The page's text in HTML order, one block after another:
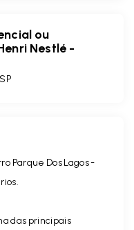
ou
Nestlé -
Parque Dos Lagos -
das principais